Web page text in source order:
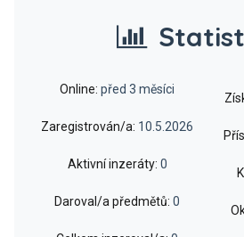
Online: před 3 měsíci
Zaregistrován/a: 10.5.2026
Aktivní inzeráty: 0
Daroval/a předmětů: 0